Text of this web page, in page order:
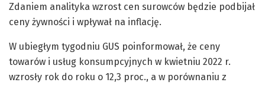
Zdaniem analityka wzrost cen surowców będzie podbijał
ceny żywności i wpływał na inflację.
W ubiegłym tygodniu GUS poinformował, że ceny
towarów i usług konsumpcyjnych w kwietniu 2022 r.
wzrosły rok do roku o 12,3 proc., a w porównaniu z